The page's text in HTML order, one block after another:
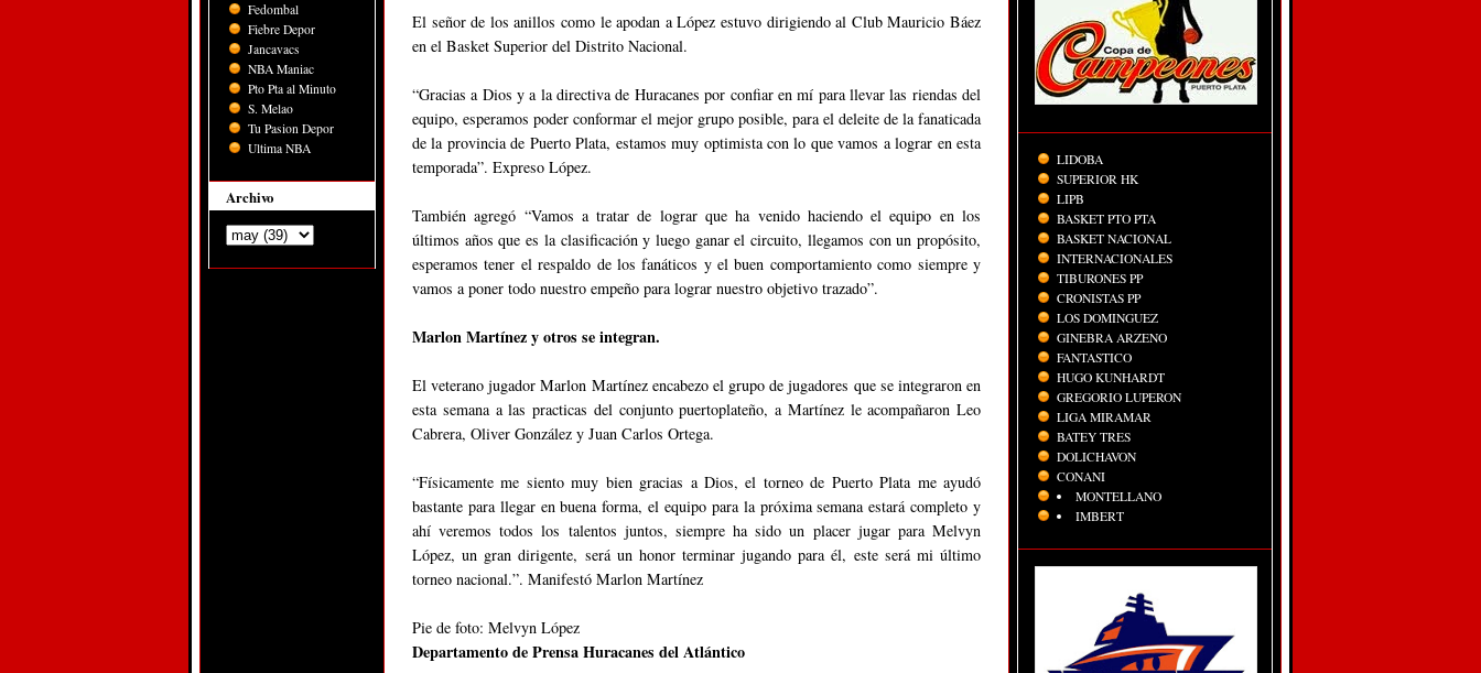
Fedombal
Fiebre Depor
Jancavacs
NBA Maniac
Pto Pta al Minuto
S. Melao
Tu Pasion Depor
Ultima NBA
Archivo
El señor de los anillos como le apodan a López estuvo dirigiendo al Club Mauricio Báez
en el Basket Superior del Distrito Nacional.
“Gracias a Dios y a la directiva de Huracanes por confiar en mí para llevar las riendas del
equipo, esperamos poder conformar el mejor grupo posible, para el deleite de la fanaticada
de la provincia de Puerto Plata, estamos muy optimista con lo que vamos a lograr en esta
temporada”. Expreso López.
También agregó “Vamos a tratar de lograr que ha venido haciendo el equipo en los
últimos años que es la clasificación y luego ganar el circuito, llegamos con un propósito,
esperamos tener el respaldo de los fanáticos y el buen comportamiento como siempre y
vamos a poner todo nuestro empeño para lograr nuestro objetivo trazado”.
Marlon Martínez y otros se integran.
El veterano jugador Marlon Martínez encabezo el grupo de jugadores que se integraron en
esta semana a las practicas del conjunto puertoplateño, a Martínez le acompañaron Leo
Cabrera, Oliver González y Juan Carlos Ortega.
“Físicamente me siento muy bien gracias a Dios, el torneo de Puerto Plata me ayudó
bastante para llegar en buena forma, el equipo para la próxima semana estará completo y
ahí veremos todos los talentos juntos, siempre ha sido un placer jugar para Melvyn
López, un gran dirigente, será un honor terminar jugando para él, este será mi último
torneo nacional.”. Manifestó Marlon Martínez
Pie de foto: Melvyn López
Departamento de Prensa Huracanes del Atlántico
LIDOBA
SUPERIOR HK
LIPB
BASKET PTO PTA
BASKET NACIONAL
INTERNACIONALES
TIBURONES PP
CRONISTAS PP
LOS DOMINGUEZ
GINEBRA ARZENO
FANTASTICO
HUGO KUNHARDT
GREGORIO LUPERON
LIGA MIRAMAR
BATEY TRES
DOLICHAVON
CONANI
MONTELLANO
IMBERT